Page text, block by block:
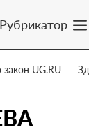
Рубрикатор
закон UG.RU